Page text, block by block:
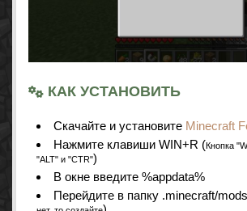
КАК УСТАНОВИТЬ
Cкачайте и установите Minecraft
Нажмите клавиши WIN+R (Кнопка
"ALT" и "CTR")
В окне введите %appdata%
Перейдите в папку .minecraft/